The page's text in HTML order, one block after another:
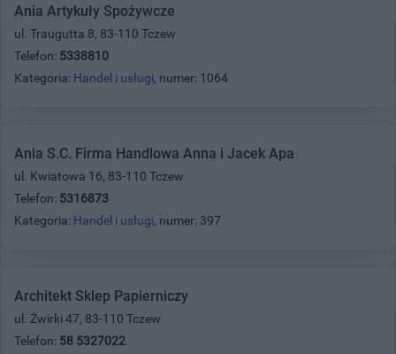
Ania Artykuły Spożywcze
ul. Traugutta 8, 83-110 Tczew
Telefon: 5338810
Kategoria: Handel i usługi, numer: 1064
Ania S.C. Firma Handlowa Anna i Jacek Apa
ul. Kwiatowa 16, 83-110 Tczew
Telefon: 5316873
Kategoria: Handel i usługi, numer: 397
Architekt Sklep Papierniczy
ul. Żwirki 47, 83-110 Tczew
Telefon: 58 5327022